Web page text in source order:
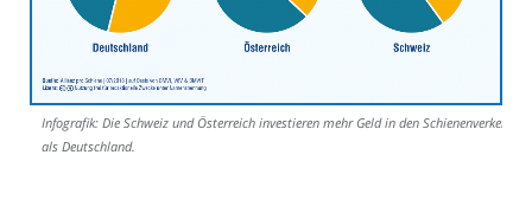
Infografik: Die Schweiz und Österreich investieren mehr Geld in den Schienenverkehr
als Deutschland.